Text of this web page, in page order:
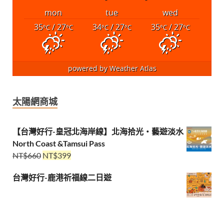
mon tue
wed
35°C/ 27°C 34°C/ 27°C 35°C/ 27°C
powered byWeather Atlas
太陽網商城
【台灣好行-皇冠北海岸線】北海拾光・藝遊淡水
North Coast &Tamsui Pass
NT$660 NT$399
台灣好行-鹿港祈福線二日遊